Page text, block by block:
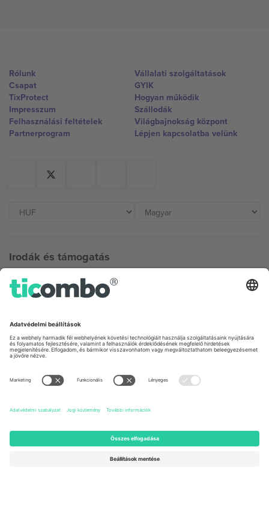
Rólunk
Csapat
TixProtect
Impresszum
Felhasználási feltételek
Partnerprogram
Vállalati szolgáltatások
GYIK
Hogyan működik
Szállodák
Világbajnokság központ
Lépjen kapcsolatba velünk
Irodák és támogatás
Germany
Unter den Linden 24, 10117
United States
Newark, Delaware 19713, United
Switzerland
Engelberg, Switzerland
Regus Sofia City West, bul
Totleben 53-55, 1606 Sofia,
UAE Dubai Silicon Oasis, DDP
Building A1, Office 302, Dubai,
United Arab Emirates